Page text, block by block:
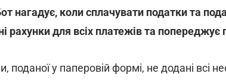
нагадує, коли сплачувати податки та
рахунки для всіх платежів та попереджує
поданої у паперовій формі, не додані всі